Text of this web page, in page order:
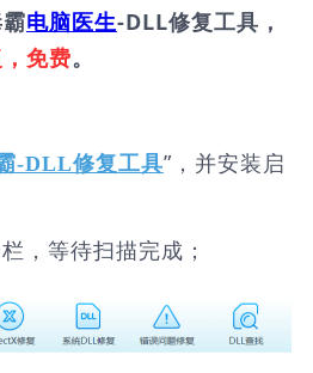
电脑医生-DLL修复工具，
免费。
-DLL修复工具”，并安装启
，等待扫描完成；